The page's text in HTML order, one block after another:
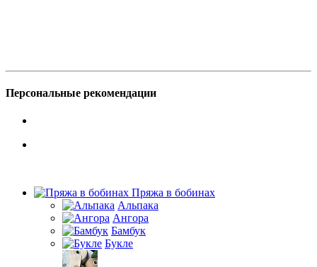
Персональные рекомендации
Пряжа в бобинах
Альпака
Ангора
Бамбук
Букле